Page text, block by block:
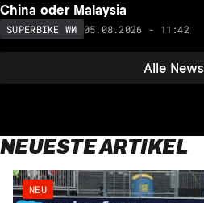
Alle News
China oder Malaysia
SUPERBIKE WM 05.08.2026 - 11:42
NEUESTE ARTIKEL
NEU